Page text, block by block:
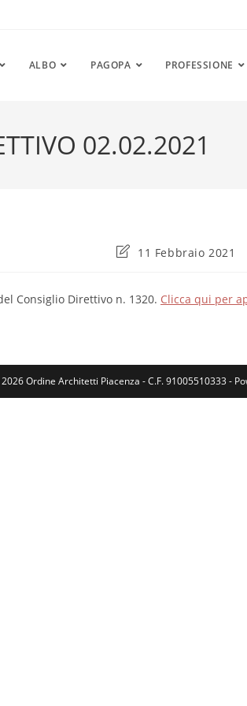
ALBO PAGOPA PROFESSIONE
02.02.2021
Ultima11 Febbraio 2021
Consiglio Direttivo n. 1320. Clicca qui per
Ordine Architetti Piacenza - C.F. 91005510333 -